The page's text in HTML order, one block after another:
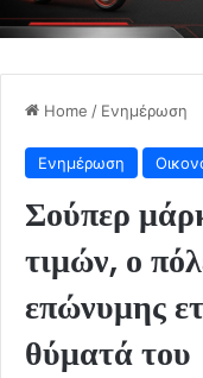
Home / Ενημέρωση
Ενημέρωση
Σούπερ
τιμών, ο
επώνυμης
θύματά του